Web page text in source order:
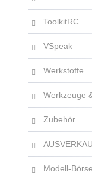
ToolkitRC
VSpeak
Werkstoffe
Werkzeuge
Zubehör
Modell-Börse